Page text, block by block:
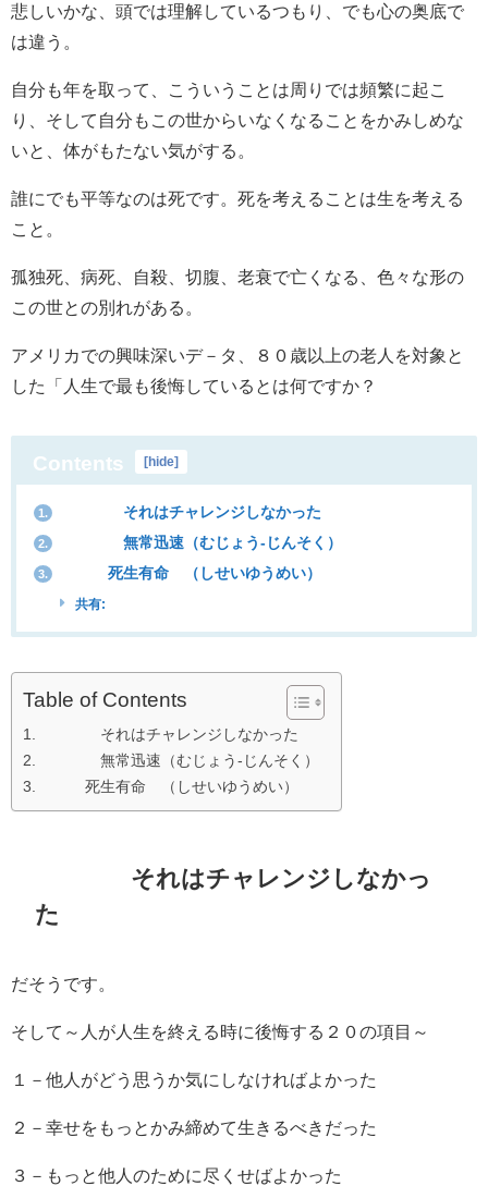
悲しいかな、頭では理解しているつもり、でも心の奥底で
は違う。
自分も年を取って、こういうことは周りでは頻繁に起こ
り、そして自分もこの世からいなくなることをかみしめな
いと、体がもたない気がする。
誰にでも平等なのは死です。死を考えることは生を考える
こと。
孤独死、病死、自殺、切腹、老衰で亡くなる、色々な形の
この世との別れがある。
アメリカでの興味深いデ－タ、８０歳以上の老人を対象と
した「人生で最も後悔しているとは何ですか？
Contents [hide]
1. それはチャレンジしなかった
2. 無常迅速（むじょう-じんそく）
3. 死生有命 （しせいゆうめい）
共有:
Table of Contents
それはチャレンジしなかった
無常迅速（むじょう-じんそく）
死生有命 （しせいゆうめい）
それはチャレンジしなかっ
た
だそうです。
そして～人が人生を終える時に後悔する２０の項目～
１－他人がどう思うか気にしなければよかった
２－幸せをもっとかみ締めて生きるべきだった
３－もっと他人のために尽くせばよかった